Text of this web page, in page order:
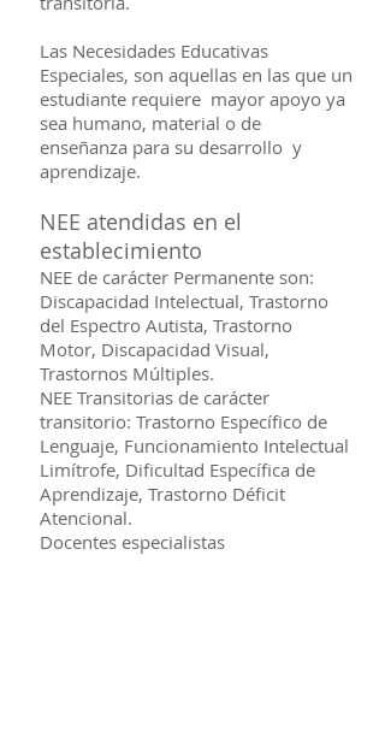
Las Necesidades Educativas
Especiales, son aquellas en las que un
estudiante requiere mayor apoyo ya
sea humano, material o de
enseñanza para su desarrollo y
aprendizaje.
NEE atendidas en el
establecimiento
NEE de carácter Permanente son:
Discapacidad Intelectual, Trastorno
del Espectro Autista, Trastorno
Motor, Discapacidad Visual,
Trastornos Múltiples.
NEE Transitorias de carácter
transitorio: Trastorno Específico de
Lenguaje, Funcionamiento Intelectual
Limítrofe, Dificultad Específica de
Aprendizaje, Trastorno Déficit
Atencional.
Docentes especialistas